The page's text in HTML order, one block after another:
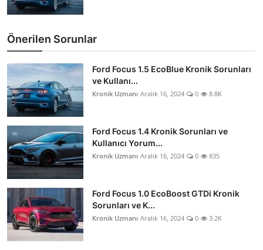
Önerilen Sorunlar
Ford Focus 1.5 EcoBlue Kronik Sorunları
ve Kullanı...
Kronik Uzmanı Aralık 16, 2024 0 8.8K
Ford Focus 1.4 Kronik Sorunları ve
Kullanıcı Yorum...
Kronik Uzmanı Aralık 16, 2024 0 835
Ford Focus 1.0 EcoBoost GTDi Kronik
Sorunları ve K...
Kronik Uzmanı Aralık 16, 2024 0 3.2K